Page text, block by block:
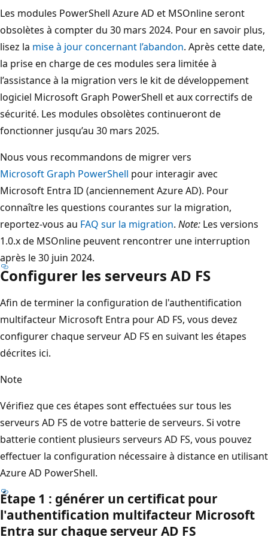
Les modules PowerShell Azure AD et MSOnline seront
obsolètes à compter du 30 mars 2024. Pour en savoir plus,
lisez la mise à jour concernant l’abandon. Après cette date,
la prise en charge de ces modules sera limitée à
l’assistance à la migration vers le kit de développement
logiciel Microsoft Graph PowerShell et aux correctifs de
sécurité. Les modules obsolètes continueront de
fonctionner jusqu’au 30 mars 2025.
Nous vous recommandons de migrer vers
Microsoft Graph PowerShell pour interagir avec
Microsoft Entra ID (anciennement Azure AD). Pour
connaître les questions courantes sur la migration,
reportez-vous au FAQ sur la migration. Note: Les versions
1.0.x de MSOnline peuvent rencontrer une interruption
après le 30 juin 2024.
Configurer les serveurs AD FS
Afin de terminer la configuration de l'authentification
multifacteur Microsoft Entra pour AD FS, vous devez
configurer chaque serveur AD FS en suivant les étapes
décrites ici.
Note
Vérifiez que ces étapes sont effectuées sur tous les
serveurs AD FS de votre batterie de serveurs. Si votre
batterie contient plusieurs serveurs AD FS, vous pouvez
effectuer la configuration nécessaire à distance en utilisant
Azure AD PowerShell.
Étape 1 : générer un certificat pour
l'authentification multifacteur Microsoft
Entra sur chaque serveur AD FS